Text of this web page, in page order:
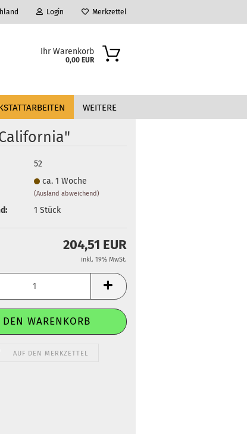
Login Merkzettel
Ihr Warenkorb
0,00 EUR
WEITERE
52
ca. 1 Woche
(Ausland abweichend)
1 Stück
204,51 EUR
inkl. 19% MwSt.
AUF DEN MERKZETTEL